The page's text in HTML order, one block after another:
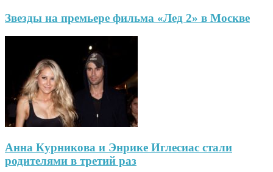
Звезды на премьере фильма «Лед 2» в Москве
Анна Курникова и Энрике Иглесиас стали
родителями в третий раз